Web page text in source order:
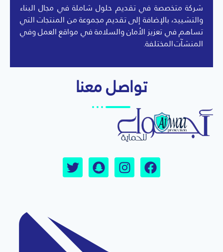
شركة متخصصة في تقديم حلول شاملة في مجال البناء
والتشييد، بالإضافة إلى تقديم مجموعة من المنتجات التي
تساهم في تعزيز الأمان والسلامة في مواقع العمل وفي
المنشآت المختلفة.
تواصل معنا